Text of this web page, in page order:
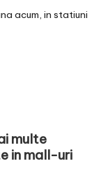
acum, in statiuni
multe
in mall-uri